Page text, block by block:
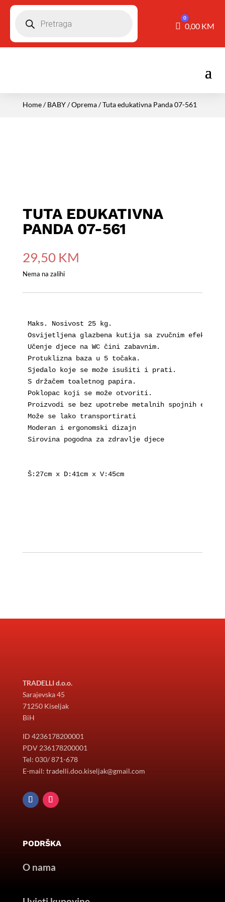
Košarica
0
0,00 KM
Home/BABY/Oprema/ Tuta edukativna Panda 07-561
TUTA EDUKATIVNA
PANDA 07-561
29,50 KM
Nema na zalihi
Maks. Nosivost 25 kg.
Osvijetljena glazbena kutija sa zvučnim efektom
Učenje djece na WC čini zabavnim.
Protuklizna baza u 5 točaka.
Sjedalo koje se može isušiti i prati.
S držačem toaletnog papira.
Poklopac koji se može otvoriti.
Proizvodi se bez upotrebe metalnih spojnih
Može se lako transportirati
Moderan i ergonomski dizajn
Sirovina pogodna za zdravlje djece
Š:27cm x D:41cm x V:45cm
TRADELLI d.o.o.
Sarajevska 45
71250 Kiseljak
BiH
ID 4236178200001
PDV 236178200001
Tel: 030/ 871-678
E-mail: tradelli.doo.kiseljak@gmail.com
PODRŠKA
O nama